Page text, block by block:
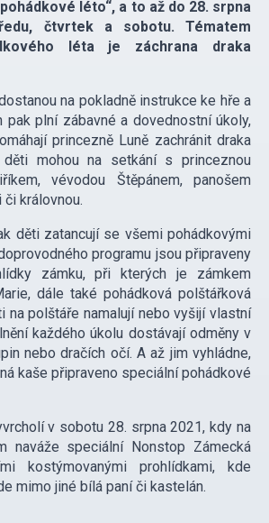
léto“, a to až do 28. srpna
čtvrtek a sobotu. Tématem
léta je záchrana draka
na pokladně instrukce ke hře a
pak plní zábavné a dovednostní úkoly,
princezně Luně zachránit draka
mohou na setkání s princeznou
vévodou Štěpánem, panošem
královnou.
děti zatancují se všemi pohádkovými
programu jsou připraveny
zámku, při kterých je zámkem
dále také pohádková polštářková
na polštáře namalují nebo vyšijí vlastní
každého úkolu dostávají odměny v
nebo dračích očí. A až jim vyhládne,
kaše připraveno speciální pohádkové
v sobotu 28. srpna 2021, kdy na
naváže speciální Nonstop Zámecká
kostýmovanými prohlídkami, kde
mimo jiné bílá paní či kastelán.